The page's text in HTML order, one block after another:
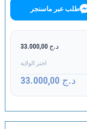
طلب عبر ماسنجر
د.ج 33.000,00
اختر الولاية
د.ج 33.000,00